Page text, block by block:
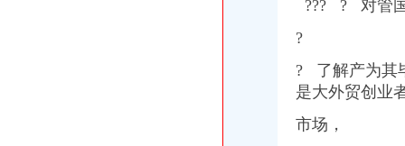
??? ? 对管
?
? 了解产为其
是大外贸创业
市场，